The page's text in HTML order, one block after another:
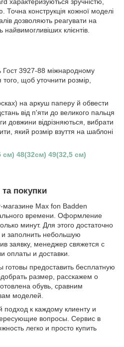
характеризуються зручністю,
Точна конструкція кожної моделі
дозволяють реагувати на
найвимогливіших клієнтів.
Гост 3927-88 міжнародному
щоб уточнити розмір,
на аркуш паперу й обвести
від п'яти до великого пальця
довжини відрізняються, вибрати
який розмір взуття на шаблоні
см) 48(32см) 49(32,5 см)
покупки
магазине Max fon Badden
времени. Оформление
минут. Для этого достаточно
заполнить небольшую
заявку, менеджер свяжется с
оплаты и доставки.
предоставить бесплатную
размер, расскажем о
обувь, сравним
моделей.
к каждому клиенту и
вопросы. Сервис в
легко и просто купить